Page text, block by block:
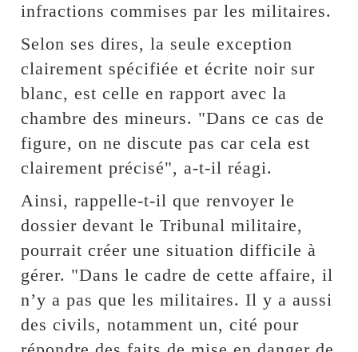
infractions commises par les militaires.
Selon ses dires, la seule exception
clairement spécifiée et écrite noir sur
blanc, est celle en rapport avec la
chambre des mineurs. "Dans ce cas de
figure, on ne discute pas car cela est
clairement précisé", a-t-il réagi.
Ainsi, rappelle-t-il que renvoyer le
dossier devant le Tribunal militaire,
pourrait créer une situation difficile à
gérer. "Dans le cadre de cette affaire, il
n’y a pas que les militaires. Il y a aussi
des civils, notamment un, cité pour